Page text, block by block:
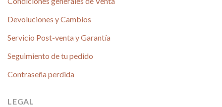
Devoluciones y Cambios
Servicio Post-venta y Garantía
Seguimiento de tu pedido
Contraseña perdida
LEGAL